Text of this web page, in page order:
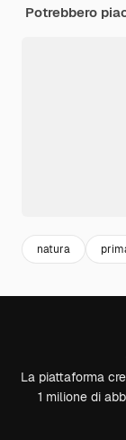
Potrebbero
natura
La piattaforma
1 milione di